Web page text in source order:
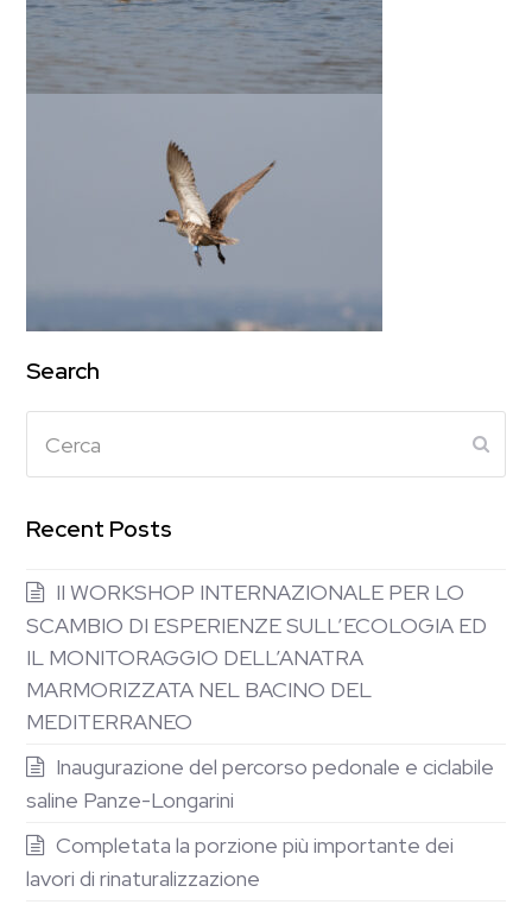
Search
Recent Posts
II WORKSHOP INTERNAZIONALE PER LO
SCAMBIO DI ESPERIENZE SULL’ECOLOGIA ED
IL MONITORAGGIO DELL’ANATRA
MARMORIZZATA NEL BACINO DEL
MEDITERRANEO
Inaugurazione del percorso pedonale e ciclabile
saline Panze-Longarini
Completata la porzione più importante dei
lavori di rinaturalizzazione